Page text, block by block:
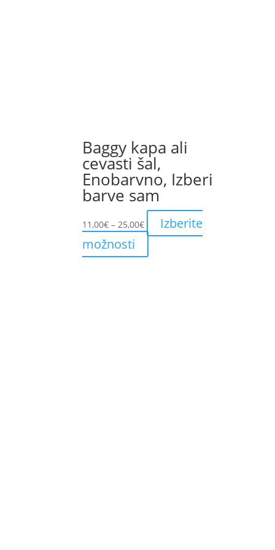
Baggy kapa ali
cevasti šal,
Enobarvno, Izberi
barve sam
11,00€ – 25,00€Price
range:
Izberite
možnosti
This
product